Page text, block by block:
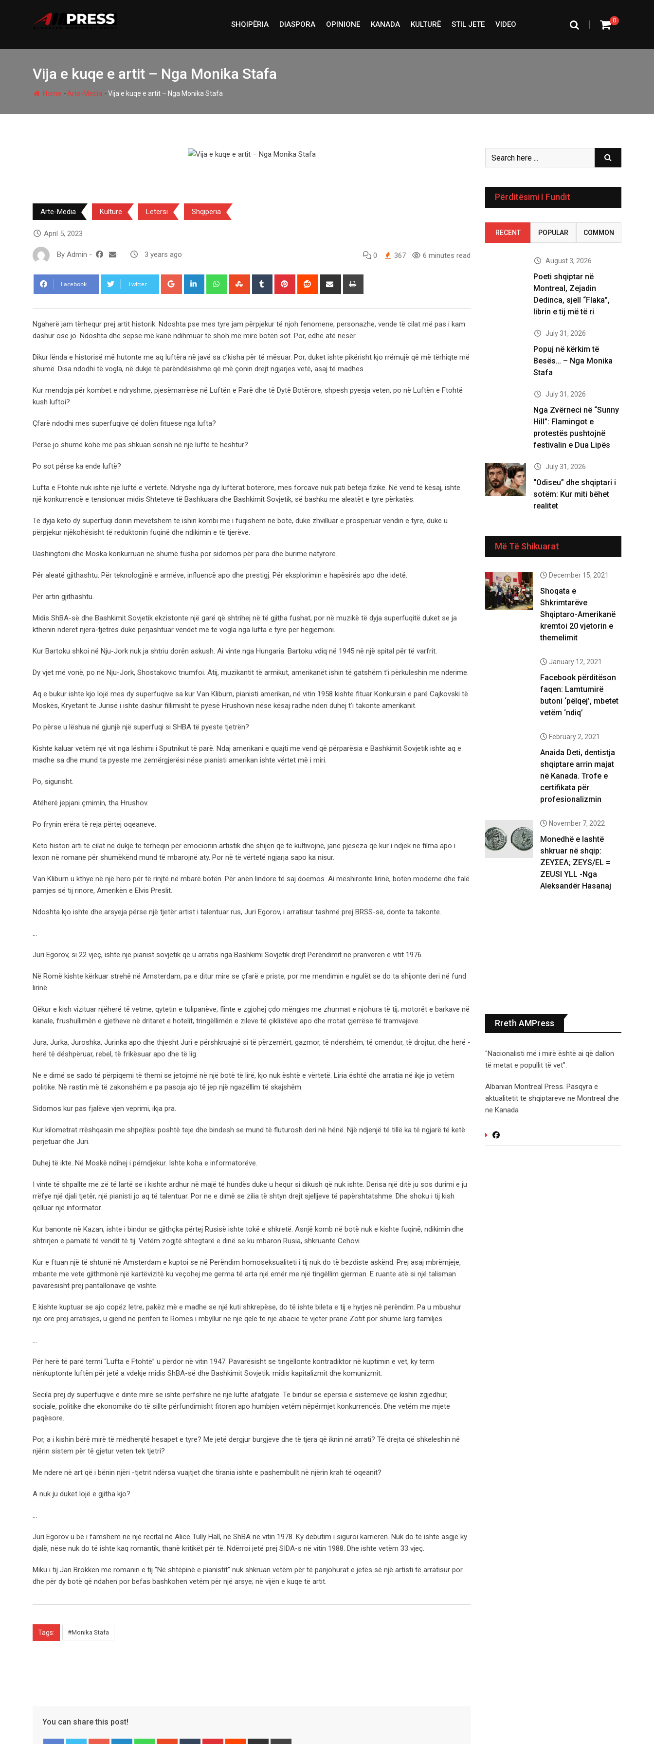
SHQIPËRIA DIASPORA OPINIONE KANADA KULTURË STIL JETE VIDEO 0
|
Vija e kuqe e artit – Nga Monika Stafa
Home - Arte-Media -Vija e kuqe e artit – Nga Monika Stafa
Arte-Media Kulturë Letërsi Shqipëria
April 5, 2023
By Admin - 3 years ago 0 367 6 minutes read
Facebook Twitter Google+ LinkedIn WhatsappStumbleUpon
Tumblr Pinterest Reddit
Share
Ngaherë jam tërhequr prej artit historik. Ndoshta pse mes tyre jam përpjekur të njoh fenomene, personazhe, vende të cilat më pas i kam
dashur ose jo. Ndoshta dhe sepse më kanë ndihmuar të shoh më mirë botën sot. Por, edhe atë nesër.
Dikur lënda e historisë më hutonte me aq luftëra në javë sa c’kisha për të mësuar. Por, duket ishte pikërisht kjo rrëmujë që më tërhiqte më
shumë. Disa ndodhi të vogla, në dukje të parëndësishme që më çonin drejt ngjarjes vetë, asaj të madhes.
Kur mendoja për kombet e ndryshme, pjesëmarrëse në Luftën e Parë dhe të Dytë Botërore, shpesh pyesja veten, po në Luftën e Ftohtë
kush luftoi?
Çfarë ndodhi mes superfuqive që dolën fituese nga lufta?
Përse jo shumë kohë më pas shkuan sërish në një luftë të heshtur?
Po sot përse ka ende luftë?
Lufta e Ftohtë nuk ishte një luftë e vërtetë. Ndryshe nga dy luftërat botërore, mes forcave nuk pati beteja fizike. Në vend të kësaj, ishte
një konkurrencë e tensionuar midis Shteteve të Bashkuara dhe Bashkimit Sovjetik, së bashku me aleatët e tyre përkatës.
Të dyja këto dy superfuqi donin mëvetshëm të ishin kombi më i fuqishëm në botë, duke zhvilluar e prosperuar vendin e tyre, duke u
përpjekur njëkohësisht të reduktonin fuqinë dhe ndikimin e të tjerëve.
Uashingtoni dhe Moska konkurruan në shumë fusha por sidomos për para dhe burime natyrore.
Për aleatë gjithashtu. Për teknologjinë e armëve, influencë apo dhe prestigj. Për eksplorimin e hapësirës apo dhe idetë.
Për artin gjithashtu.
Midis ShBA-së dhe Bashkimit Sovjetik ekzistonte një garë që shtrihej në të gjitha fushat, por në muzikë të dyja superfuqitë duket se ja
kthenin nderet njëra-tjetrës duke përjashtuar vendet më të vogla nga lufta e tyre për hegjemoni.
Kur Bartoku shkoi në Nju-Jork nuk ja shtriu dorën askush. Ai vinte nga Hungaria. Bartoku vdiq në 1945 në një spital për të varfrit.
Dy vjet më vonë, po në Nju-Jork, Shostakovic triumfoi. Atij, muzikantit të armikut, amerikanët ishin të gatshëm t’i përkuleshin me nderime.
Aq e bukur ishte kjo lojë mes dy superfuqive sa kur Van Kliburn, pianisti amerikan, në vitin 1958 kishte fituar Konkursin e parë Cajkovski të
Moskës, Kryetarit të Jurisë i ishte dashur fillimisht të pyesë Hrushovin nëse kësaj radhe nderi duhej t’i takonte amerikanit.
Po përse u lëshua në gjunjë një superfuqi si SHBA të pyeste tjetrën?
Kishte kaluar vetëm një vit nga lëshimi i Sputnikut të parë. Ndaj amerikani e quajti me vend që përparësia e Bashkimit Sovjetik ishte aq e
madhe sa dhe mund ta pyeste me zemërgjerësi nëse pianisti amerikan ishte vërtet më i miri.
Po, sigurisht.
Atëherë jepjani çmimin, tha Hrushov.
Po frynin erëra të reja përtej oqeaneve.
Këto histori arti të cilat në dukje të tërheqin për emocionin artistik dhe shijen që të kultivojnë, janë pjesëza që kur i ndjek në filma apo i
lexon në romane për shumëkënd mund të mbarojnë aty. Por në të vërtetë ngjarja sapo ka nisur.
Van Kliburn u kthye në një hero për të rinjtë në mbarë botën. Për anën lindore të saj doemos. Ai mëshironte lirinë, botën moderne dhe falë
pamjes së tij rinore, Amerikën e Elvis Preslit.
Ndoshta kjo ishte dhe arsyeja përse një tjetër artist i talentuar rus, Juri Egorov, i arratisur tashmë prej BRSS-së, donte ta takonte.
…
Juri Egorov, si 22 vjeç, ishte një pianist sovjetik që u arratis nga Bashkimi Sovjetik drejt Perëndimit në pranverën e vitit 1976.
Në Romë kishte kërkuar strehë në Amsterdam, pa e ditur mire se çfarë e priste, por me mendimin e ngulët se do ta shijonte deri në fund
lirinë.
Qëkur e kish vizituar njëherë të vetme, qytetin e tulipanëve, flinte e zgjohej çdo mëngjes me zhurmat e njohura të tij; motorët e barkave në
kanale, frushullimën e gjetheve në dritaret e hotelit, tringëllimën e zileve të çiklistëve apo dhe rrotat çjerrëse të tramvajeve.
Jura, Jurka, Juroshka, Jurinka apo dhe thjesht Juri e përshkruajnë si të përzemërt, gazmor, të ndershëm, të cmendur, të drojtur, dhe herë -
herë të dëshpëruar, rebel, të frikësuar apo dhe të lig.
Ne e dimë se sado të përpiqemi të themi se jetojmë në një botë të lirë, kjo nuk është e vërtetë. Liria është dhe arratia në ikje jo vetëm
politike. Në rastin më të zakonshëm e pa pasoja ajo të jep një ngazëllim të skajshëm.
Sidomos kur pas fjalëve vjen veprimi, ikja pra.
Kur kilometrat rrëshqasin me shpejtësi poshtë teje dhe bindesh se mund të fluturosh deri në hënë. Një ndjenjë të tillë ka të ngjarë të ketë
përjetuar dhe Juri.
Duhej të ikte. Në Moskë ndihej i përndjekur. Ishte koha e informatorëve.
I vinte të shpallte me zë të lartë se i kishte ardhur në majë të hundës duke u hequr si dikush që nuk ishte. Derisa një ditë ju sos durimi e ju
rrëfye një djali tjetër, një pianisti jo aq të talentuar. Por ne e dimë se zilia të shtyn drejt sjelljeve të papërshtatshme. Dhe shoku i tij kish
qëlluar një informator.
Kur banonte në Kazan, ishte i bindur se gjithçka përtej Rusisë ishte tokë e shkretë. Asnjë komb në botë nuk e kishte fuqinë, ndikimin dhe
shtrirjen e pamatë të vendit të tij. Vetëm zogjtë shtegtarë e dinë se ku mbaron Rusia, shkruante Cehovi.
Kur e ftuan një të shtunë në Amsterdam e kuptoi se në Perëndim homoseksualiteti i tij nuk do të bezdiste askënd. Prej asaj mbrëmjeje,
mbante me vete gjithmonë një kartëvizitë ku veçohej me germa të arta një emër me një tingëllim gjerman. E ruante atë si një talisman
pavarësisht prej pantallonave që vishte.
E kishte kuptuar se ajo copëz letre, pakëz më e madhe se një kuti shkrepëse, do të ishte bileta e tij e hyrjes në perëndim. Pa u mbushur
një orë prej arratisjes, u gjend në periferi të Romës i mbyllur në një qelë të një abacie të vjetër pranë Zotit por shumë larg familjes.
…
Për herë të parë termi “Lufta e Ftohtë” u përdor në vitin 1947. Pavarësisht se tingëllonte kontradiktor në kuptimin e vet, ky term
nënkuptonte luftën për jetë a vdekje midis ShBA-së dhe Bashkimit Sovjetik; midis kapitalizmit dhe komunizmit.
Secila prej dy superfuqive e dinte mirë se ishte përfshirë në një luftë afatgjatë. Të bindur se epërsia e sistemeve që kishin zgjedhur,
sociale, politike dhe ekonomike do të sillte përfundimisht fitoren apo humbjen vetëm nëpërmjet konkurrencës. Dhe vetëm me mjete
paqësore.
Por, a i kishin bërë mirë të mëdhenjtë hesapet e tyre? Me jetë dergjur burgjeve dhe të tjera që iknin në arrati? Të drejta që shkeleshin në
njërin sistem për të gjetur veten tek tjetri?
Me ndere në art që i bënin njëri -tjetrit ndërsa vuajtjet dhe tirania ishte e pashembullt në njërin krah të oqeanit?
A nuk ju duket lojë e gjitha kjo?
…
Juri Egorov u bë i famshëm në një recital në Alice Tully Hall, në ShBA në vitin 1978. Ky debutim i siguroi karrierën. Nuk do të ishte asgjë ky
djalë, nëse nuk do të ishte kaq romantik, thanë kritikët për të. Ndërroi jetë prej SIDA-s në vitin 1988. Dhe ishte vetëm 33 vjeç.
Miku i tij Jan Brokken me romanin e tij “Në shtëpinë e pianistit” nuk shkruan vetëm për të panjohurat e jetës së një artisti të arratisur por
dhe për dy botë që ndahen por befas bashkohen vetëm për një arsye; në vijën e kuqe të artit.
Tags: #Monika Stafa
You can share this post!
Përditësimi I Fundit
RECENT POPULAR COMMON
August 3, 2026
Poeti shqiptar në
Montreal, Zejadin
Dedinca, sjell “Flaka”,
librin e tij më të ri
July 31, 2026
Popuj në kërkim të
Besës… – Nga Monika
Stafa
July 31, 2026
Nga Zvërneci në “Sunny
Hill”: Flamingot e
protestës pushtojnë
festivalin e Dua Lipës
July 31, 2026
“Odiseu” dhe shqiptari i
sotëm: Kur miti bëhet
realitet
Më Të Shikuarat
December 15, 2021
Shoqata e
Shkrimtarëve
Shqiptaro-Amerikanë
kremtoi 20 vjetorin e
themelimit
January 12, 2021
Facebook përditëson
faqen: Lamtumirë
butoni ‘pëlqej’, mbetet
vetëm ‘ndiq’
February 2, 2021
Anaida Deti, dentistja
shqiptare arrin majat
në Kanada. Trofe e
certifikata për
profesionalizmin
November 7, 2022
Monedhë e lashtë
shkruar në shqip:
ΖΕΥΣΕΛ; ZEYS/EL =
ZEUSI YLL -Nga
Aleksandër Hasanaj
Rreth AMPress
"Nacionalisti më i mirë është ai që dallon
të metat e popullit të vet".
Albanian Montreal Press. Pasqyra e
aktualitetit te shqiptareve ne Montreal dhe
ne Kanada